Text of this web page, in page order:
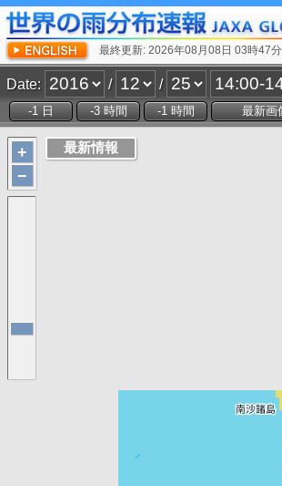
最終更新: 2026年08月08日 03時47
Date: / /
+
−